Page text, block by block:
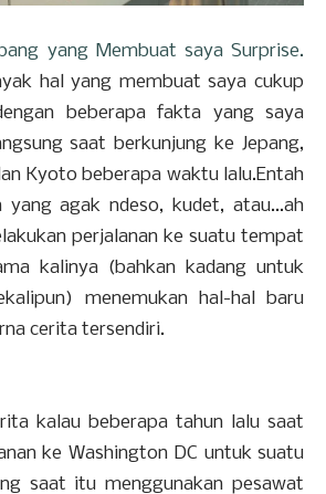
yang Membuat saya Surprise.
hal yang membuat saya cukup
beberapa fakta yang saya
saat berkunjung ke Jepang,
Kyoto beberapa waktu lalu.Entah
yang agak ndeso, kudet, atau...ah
perjalanan ke suatu tempat
kalinya (bahkan kadang untuk
menemukan hal-hal baru
cerita tersendiri.
kalau beberapa tahun lalu saat
ke Washington DC untuk suatu
saat itu menggunakan pesawat